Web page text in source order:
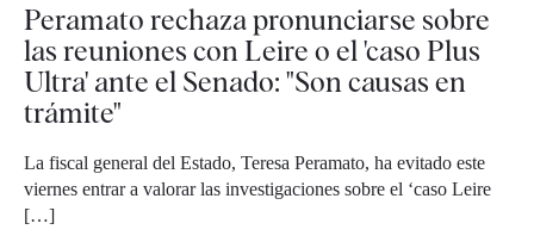
Peramato rechaza pronunciarse sobre
las reuniones con Leire o el 'caso Plus
Ultra' ante el Senado: "Son causas en
trámite"
La fiscal general del Estado, Teresa Peramato, ha evitado este
viernes entrar a valorar las investigaciones sobre el ‘caso Leire
[…]